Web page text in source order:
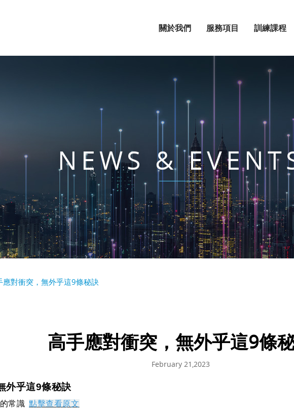
關於我們 服務項目 訓練課程
NEWS &
應對衝突，無外乎這9條秘訣
高手應對衝突，無外乎這9條
February 21,2023
外乎這9條秘訣
常識 點擊查看原文